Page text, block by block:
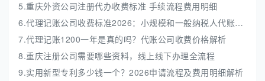
5.重庆外资公司注册代办收费标准 手续流程费用明细
6.代理记账公司收费标准2026：小规模和一般纳税人代账费解析
7.代理记账1200一年是真的吗？代账公司收费价格解析
8.重庆注册公司需要哪些资料，线上线下办理全流程
9.实用新型专利多少钱一个？2026申请流程及费用明细解析